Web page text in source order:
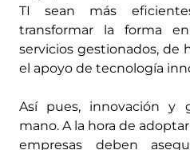
TI sean más
transformar la forma
servicios gestionados, de
el apoyo de tecnología
Así pues, innovación y
mano. A la hora de
empresas deben